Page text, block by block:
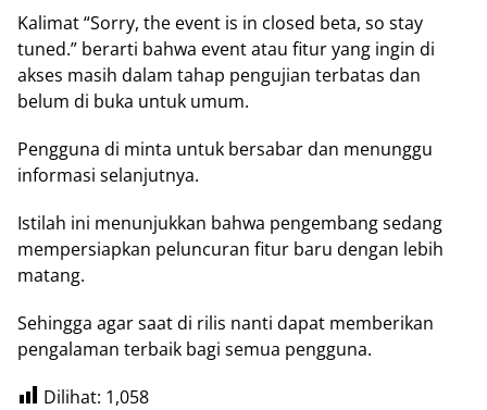
Kalimat “Sorry, the event is in closed beta, so stay
tuned.” berarti bahwa event atau fitur yang ingin di
akses masih dalam tahap pengujian terbatas dan
belum di buka untuk umum.
Pengguna di minta untuk bersabar dan menunggu
informasi selanjutnya.
Istilah ini menunjukkan bahwa pengembang sedang
mempersiapkan peluncuran fitur baru dengan lebih
matang.
Sehingga agar saat di rilis nanti dapat memberikan
pengalaman terbaik bagi semua pengguna.
Dilihat: 1,058